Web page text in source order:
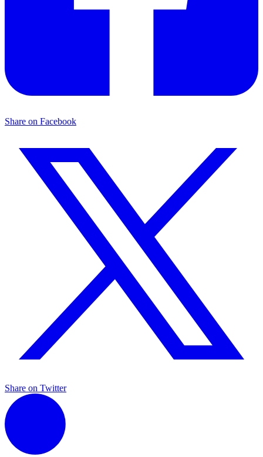
Share on Facebook
Share on Twitter